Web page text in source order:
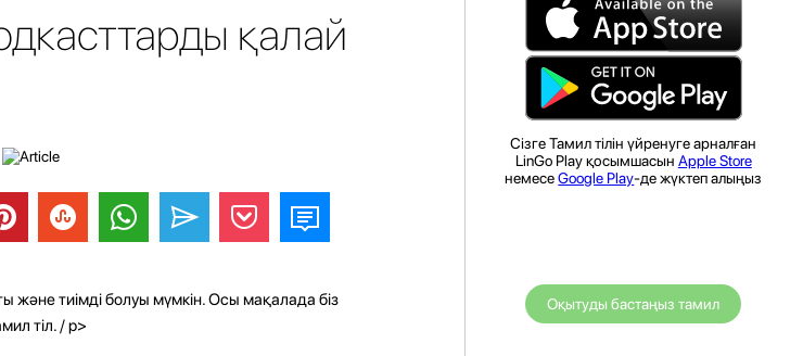
қалай
тиімді болуы мүмкін. Осы мақалада біз
тіл. / p>
Сізге Тамил тілін үйренуге арналған
LinGo Play қосымшасын Apple Store
немесеGoogle Play-де жүктеп алыңыз
Оқытуды бастаңыз тамил